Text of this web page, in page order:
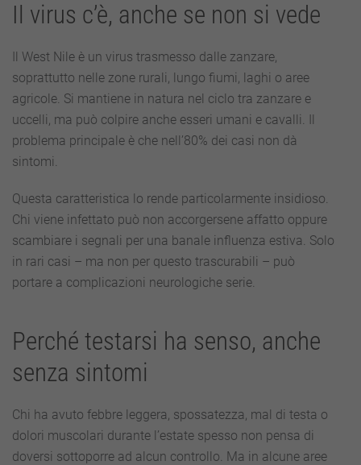
Il virus c’è, anche se non si vede
Il West Nile è un virus trasmesso dalle zanzare,
soprattutto nelle zone rurali, lungo fiumi, laghi o aree
agricole. Si mantiene in natura nel ciclo tra zanzare e
uccelli, ma può colpire anche esseri umani e cavalli. Il
problema principale è che nell’80% dei casi non dà
sintomi.
Questa caratteristica lo rende particolarmente insidioso.
Chi viene infettato può non accorgersene affatto oppure
scambiare i segnali per una banale influenza estiva. Solo
in rari casi – ma non per questo trascurabili – può
portare a complicazioni neurologiche serie.
Perché testarsi ha senso, anche
senza sintomi
Chi ha avuto febbre leggera, spossatezza, mal di testa o
dolori muscolari durante l’estate spesso non pensa di
doversi sottoporre ad alcun controllo. Ma in alcune aree